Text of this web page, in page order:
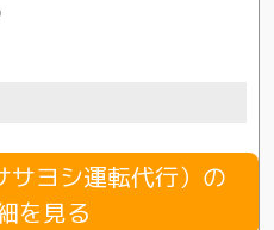
サヨシ運転代行）の
を見る